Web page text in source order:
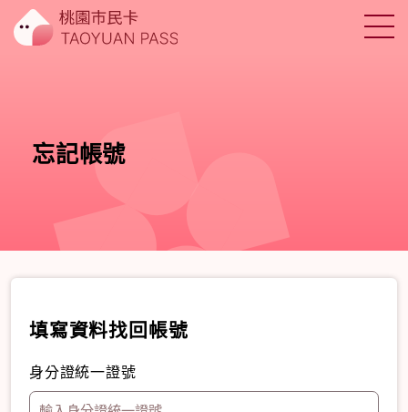
忘記帳號
填寫資料找回帳號
身分證統一證號